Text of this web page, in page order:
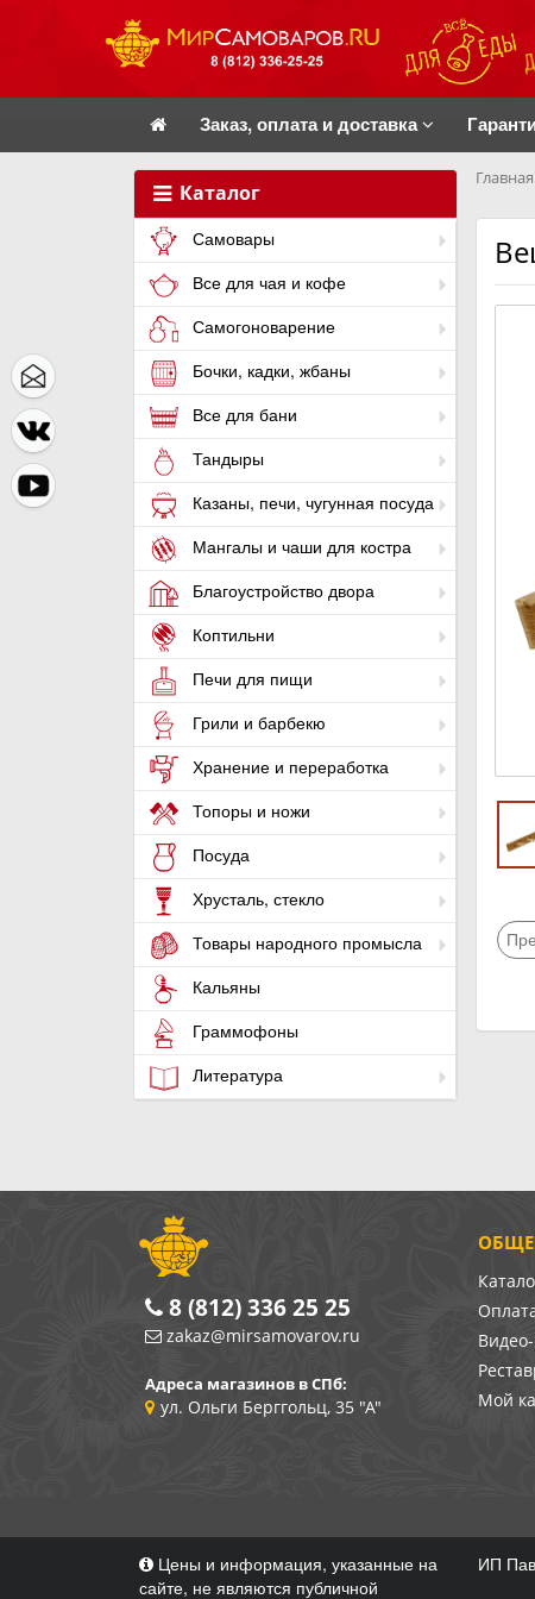
Заказ, оплата и доставка
Каталог
Самовары
Все для чая и кофе
Самогоноварение
Бочки, кадки, жбаны
Все для бани
Тандыры
Казаны, печи, чугунная посуда
Мангалы и чаши для костра
Благоустройство двора
Коптильни
Печи для пищи
Грили и барбекю
Хранение и переработка
Топоры и ножи
Посуда
Хрусталь, стекло
Товары народного промысла
Кальяны
Граммофоны
Литература
Мой
8 (812) 336 25 25
zakaz@mirsamovarov.ru
Адреса магазинов в СПб:
ул. Ольги Берггольц, 35 "А"
Цены и информация, указанные на
сайте, не являются публичной
ИП